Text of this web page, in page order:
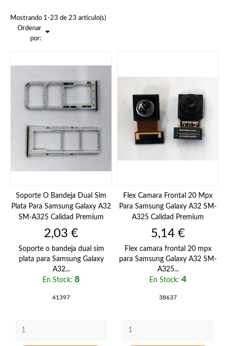
Mostrando 1-23 de 23 artículo(s)
Ordenar
por:

Soporte O Bandeja Dual Sim
Plata Para Samsung Galaxy A32
SM-A325 Calidad Premium
Precio
2,03 €
Soporte o bandeja dual sim
plata para Samsung Galaxy
A32...
En Stock: 8
41397
Flex Camara Frontal 20 Mpx
Para Samsung Galaxy A32 SM-
A325 Calidad Premium
Precio
5,14 €
Flex camara frontal 20 mpx
para Samsung Galaxy A32 SM-
A325...
En Stock: 4
38637